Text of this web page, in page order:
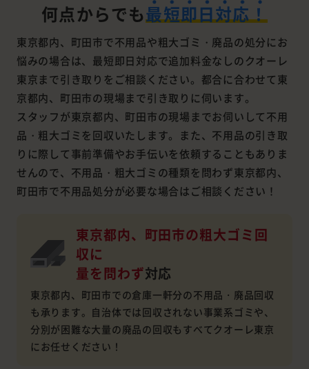
何点からでも最短即日対応！
東京都内、町田市で不用品や粗大ゴミ・廃品の処分にお
悩みの場合は、最短即日対応で追加料金なしのクオーレ
東京まで引き取りをご相談ください。都合に合わせて東
京都内、町田市の現場まで引き取りに伺います。
スタッフが東京都内、町田市の現場までお伺いして不用
品・粗大ゴミを回収いたします。また、不用品の引き取
りに際して事前準備やお手伝いを依頼することもありま
せんので、不用品・粗大ゴミの種類を問わず東京都内、
町田市で不用品処分が必要な場合はご相談ください！
東京都内、町田市の粗大ゴミ回
収に
量を問わず対応
東京都内、町田市での倉庫一軒分の不用品・廃品回収
も承ります。自治体では回収されない事業系ゴミや、
分別が困難な大量の廃品の回収もすべてクオーレ東京
にお任せください！